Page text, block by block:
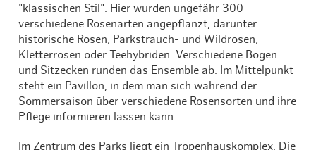
"klassischen Stil". Hier wurden ungefähr 300
verschiedene Rosenarten angepflanzt, darunter
historische Rosen, Parkstrauch- und Wildrosen,
Kletterrosen oder Teehybriden. Verschiedene Bögen
und Sitzecken runden das Ensemble ab. Im Mittelpunkt
steht ein Pavillon, in dem man sich während der
Sommersaison über verschiedene Rosensorten und ihre
Pflege informieren lassen kann.
Im Zentrum des Parks liegt ein Tropenhauskomplex. Die